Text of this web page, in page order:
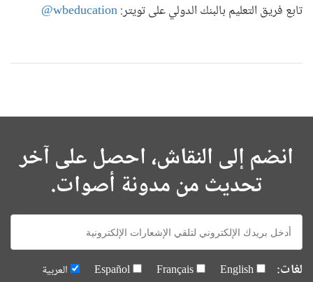
تابع فريق التعليم بالبنك الدولي على تويتر:wbeducation@
انضم إلى النقاش، احصل على آخر
تحديث من مدونة أصوات.
E-
mail:
لغات: English
Français
Español
العربية